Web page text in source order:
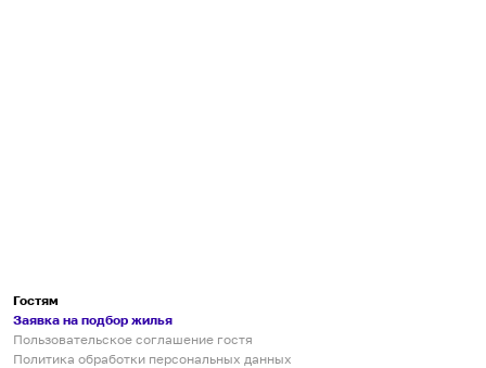
Гостям
Заявка на подбор жилья
Пользовательское соглашение гостя
Политика обработки персональных данных